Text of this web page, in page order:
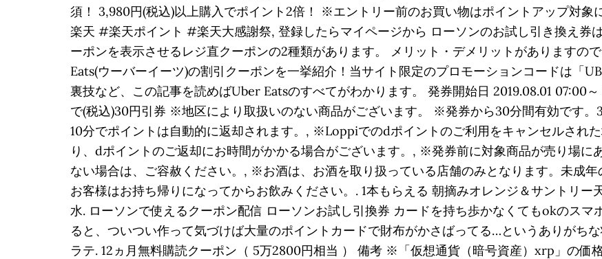
須！ 3,980円(税込)以上購入でポイント2倍！ ※エントリー前のお買い物はポイントアップ
楽天 #楽天ポイント #楽天大感謝祭, 登録したらマイページから ローソンのお試し引き換え券
ーポンを表示させるレジ直クーポンの2種類があります。 メリット・デメリットがありますの
Eats(ウーバーイーツ)の割引クーポンを一挙紹介！当サイト限定のプロモーションコードは「
裏技など、この記事を読めばUber Eatsのすべてがわかります。 発券開始日 2019.08.01 07:00
で(税込)30円引券 ※地区により取扱いのない商品がございます。 ※発券から30分間有効です。
10分でポイントは自動的に返却されます。, ※Loppiでのdポイントのご利用をキャンセルされ
り、dポイントのご返却にお時間がかかる場合がございます。, ※発券前に対象商品が売り場に
ない場合は、ご容赦ください。, ※お酒は、お酒を取り扱っている店舗のみとなります。未成
お客様はお持ち帰りになってからお飲みください。. 1本もらえる 朝摘みオレンジ＆サントリ
水. ローソンで使えるクーポン配信 ローソンお試し引換券 カードを持ち歩かなくてもokのスマ
ると、ついつい作って気づけば大量のポイントカードで財布がかさばってる…というありがち
ラテ. 12ヵ月無料購読クーポン（ 5万2800円相当 ） 備考 ※「仮想通貨（暗号資産）xrp」の価